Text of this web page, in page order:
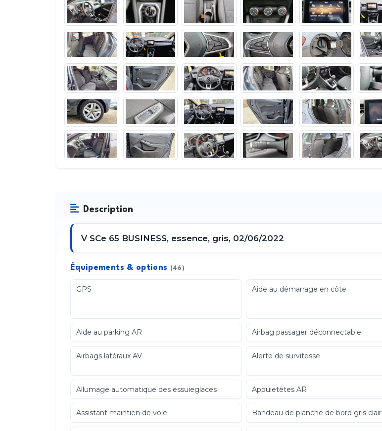
Description
V SCe 65 BUSINESS, essence, gris, 02/06/2022
Équipements & options (46)
GPS Aide au démarrage en côte
Aide au parking AR Airbag passager déconnectable
Airbags latéraux AV Alerte de survitesse
Allumage automatique des essuieglaces Appuietêtes AR
Assistant maintien de voie Bandeau de planche de bord gris clair